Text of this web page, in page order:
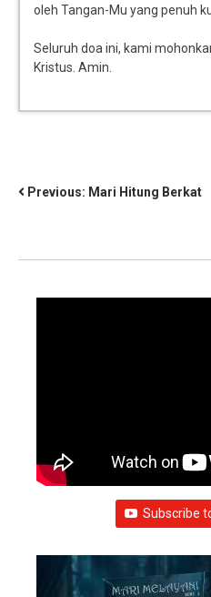
oleh Tangan-Mu yang penuh
Seluruh doa ini, kami
Kristus. Amin.
Previous: Mari Hitung Berkat
Subscribe